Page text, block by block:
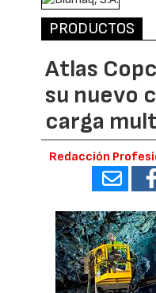
PRODUCTOS
Atlas
su nuevo
carga
Redacción